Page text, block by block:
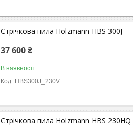
Стрічкова пила Holzmann HBS 300J
37 600 ₴
В наявності
HBS300J_230V
Стрічкова пила Holzmann HBS 230HQ